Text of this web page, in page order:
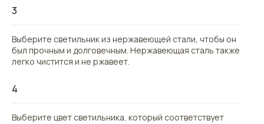
3
Выберите светильник из нержавеющей стали, чтобы он
был прочным и долговечным. Нержавеющая сталь также
легко чистится и не ржавеет.
4
Выберите цвет светильника, который соответствует